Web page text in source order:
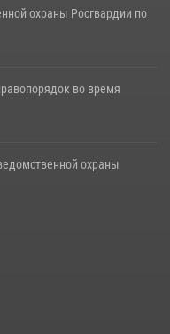
охраны Росгвардии по
во время
охраны